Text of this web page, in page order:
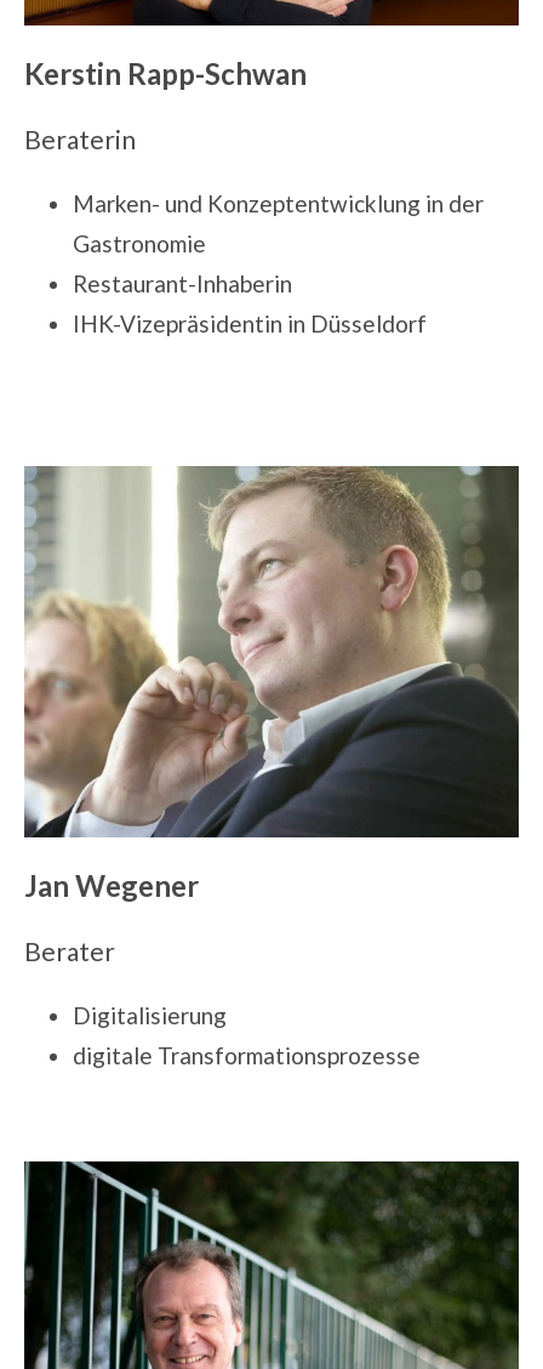
Kerstin Rapp-Schwan
Beraterin
Marken- und Konzeptentwicklung in der
Gastronomie
Restaurant-Inhaberin
IHK-Vizepräsidentin in Düsseldorf
Jan Wegener
Berater
Digitalisierung
digitale Transformationsprozesse